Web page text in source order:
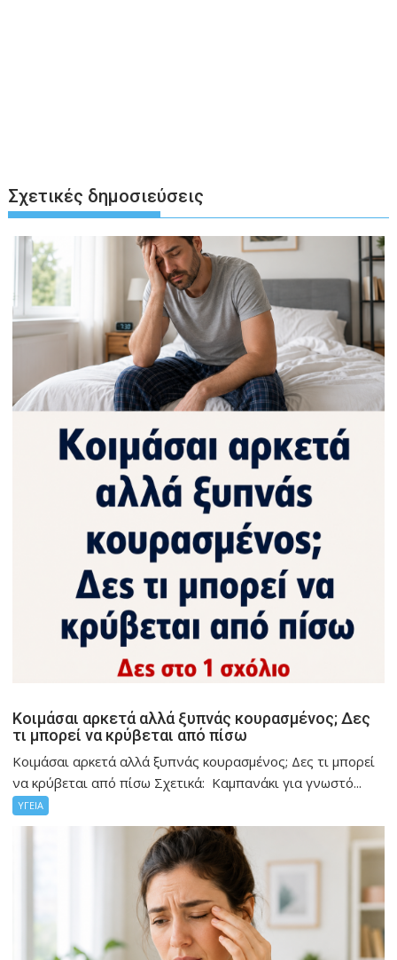
Σχετικές δημοσιεύσεις
Κοιμάσαι αρκετά αλλά ξυπνάς κουρασμένος; Δες
τι μπορεί να κρύβεται από πίσω
Κοιμάσαι αρκετά αλλά ξυπνάς κουρασμένος; Δες τι μπορεί
να κρύβεται από πίσω Σχετικά: Καμπανάκι για γνωστό...
ΥΓΕΙΑ